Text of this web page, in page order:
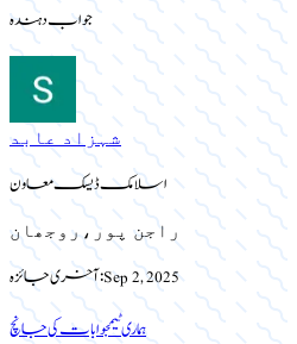
جواب دہندہ
شہزاد عابد
اسلامک ڈیسک معاون
راجن پور،روجھان
آخری جائزہ:Sep 2, 2025
ہماری ٹیمجوابات کی جانچ